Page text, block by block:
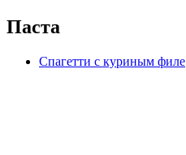
Паста
Спагетти с куриным филе